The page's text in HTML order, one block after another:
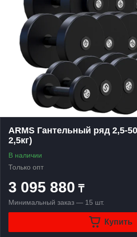
ARMS Гантельный ряд 2,5-
2,5кг)
В наличии
Только опт
3 095 880 ₸
Минимальный заказ — 15 шт.
Купить